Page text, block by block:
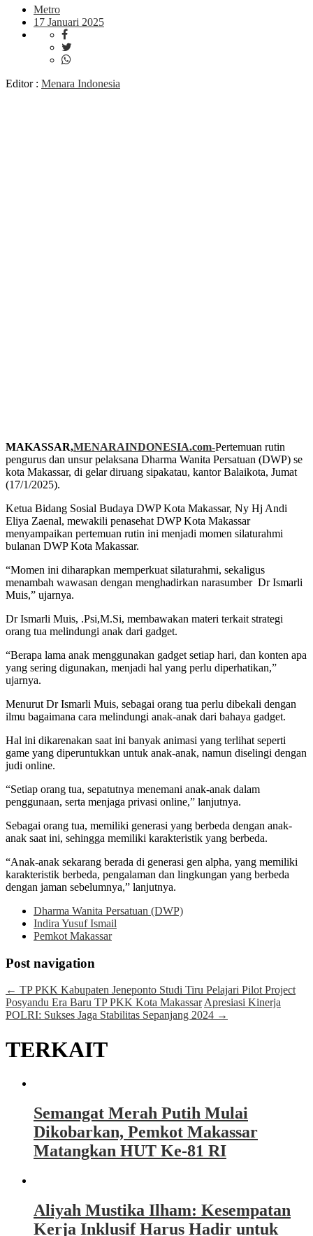
Metro
17 Januari 2025
Editor : Menara Indonesia
MAKASSAR,MENARAINDONESIA.com-Pertemuan rutin
pengurus dan unsur pelaksana Dharma Wanita Persatuan (DWP) se
kota Makassar, di gelar diruang sipakatau, kantor Balaikota, Jumat
(17/1/2025).
Ketua Bidang Sosial Budaya DWP Kota Makassar, Ny Hj Andi
Eliya Zaenal, mewakili penasehat DWP Kota Makassar
menyampaikan pertemuan rutin ini menjadi momen silaturahmi
bulanan DWP Kota Makassar.
“Momen ini diharapkan memperkuat silaturahmi, sekaligus
menambah wawasan dengan menghadirkan narasumber Dr Ismarli
Muis,” ujarnya.
Dr Ismarli Muis, .Psi,M.Si, membawakan materi terkait strategi
orang tua melindungi anak dari gadget.
“Berapa lama anak menggunakan gadget setiap hari, dan konten apa
yang sering digunakan, menjadi hal yang perlu diperhatikan,”
ujarnya.
Menurut Dr Ismarli Muis, sebagai orang tua perlu dibekali dengan
ilmu bagaimana cara melindungi anak-anak dari bahaya gadget.
Hal ini dikarenakan saat ini banyak animasi yang terlihat seperti
game yang diperuntukkan untuk anak-anak, namun diselingi dengan
judi online.
“Setiap orang tua, sepatutnya menemani anak-anak dalam
penggunaan, serta menjaga privasi online,” lanjutnya.
Sebagai orang tua, memiliki generasi yang berbeda dengan anak-
anak saat ini, sehingga memiliki karakteristik yang berbeda.
“Anak-anak sekarang berada di generasi gen alpha, yang memiliki
karakteristik berbeda, pengalaman dan lingkungan yang berbeda
dengan jaman sebelumnya,” lanjutnya.
Dharma Wanita Persatuan (DWP)
Indira Yusuf Ismail
Pemkot Makassar
Post navigation
← TP PKK Kabupaten Jeneponto Studi Tiru Pelajari Pilot Project
Posyandu Era Baru TP PKK Kota MakassarApresiasi Kinerja
POLRI: Sukses Jaga Stabilitas Sepanjang 2024 →
TERKAIT
Semangat Merah Putih Mulai
Dikobarkan, Pemkot Makassar
Matangkan HUT Ke-81 RI
Aliyah Mustika Ilham: Kesempatan
Kerja Inklusif Harus Hadir untuk